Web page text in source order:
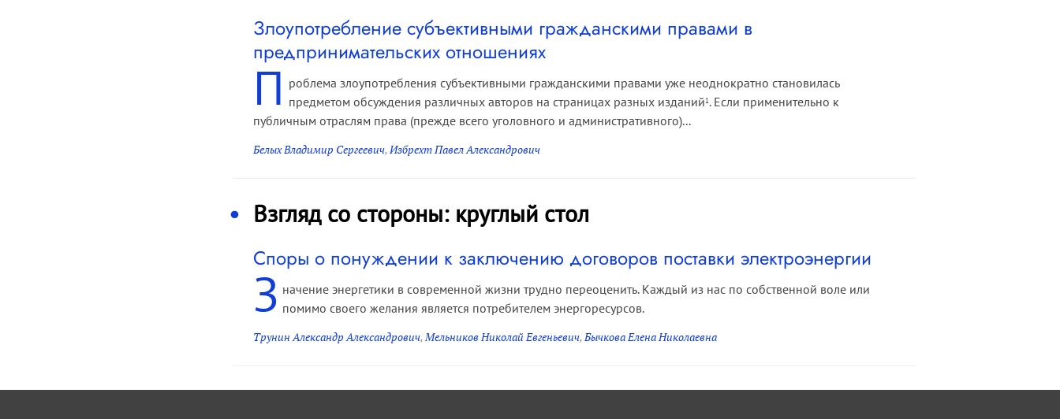
Злоупотребление субъективными гражданскими правами в
предпринимательских отношениях
П роблема злоупотребления субъективными гражданскими правами уже неоднократно становилась
предметом обсуждения различных авторов на страницах разных изданий1. Если применительно к
публичным отраслям права (прежде всего уголовного и административного)...
Белых Владимир Сергеевич,Избрехт Павел Александрович
Взгляд со стороны: круглый стол
Споры о понуждении к заключению договоров поставки электроэнергии
З начение энергетики в современной жизни трудно переоценить. Каждый из нас по собственной воле или
помимо своего желания является потребителем энергоресурсов.
Трунин Александр Александрович, Мельников Николай Евгеньевич, Бычкова Елена Николаевна